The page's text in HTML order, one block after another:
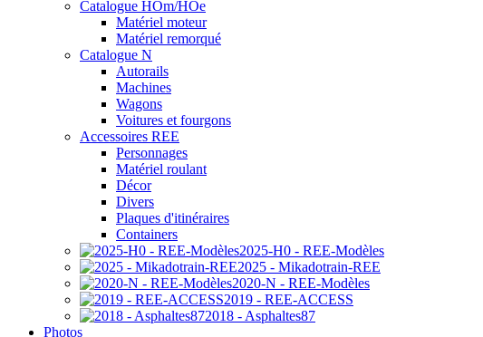
Catalogue HOm/HOe
Matériel moteur
Matériel remorqué
Catalogue N
Autorails
Machines
Wagons
Voitures et fourgons
Accessoires REE
Personnages
Matériel roulant
Décor
Divers
Plaques d'itinéraires
Containers
2025-H0 - REE-Modèles
2025 - Mikadotrain-REE
2020-N - REE-Modèles
2019 - REE-ACCESS
2018 - Asphaltes87
Photos